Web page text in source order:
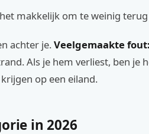
makkelijk om te weinig
achter je.Veelgemaakte fout:
Als je hem verliest, ben je
op een eiland.
in 2026